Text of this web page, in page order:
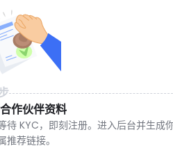
作伙伴资料
待 KYC，即刻注册。进入后台并生成
推荐链接。